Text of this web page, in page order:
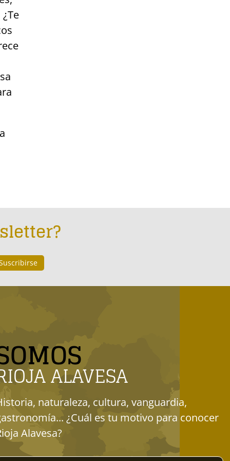
ALAVESA
naturaleza, cultura, vanguardia,
¿Cuál es tu motivo para conocer
Alavesa?